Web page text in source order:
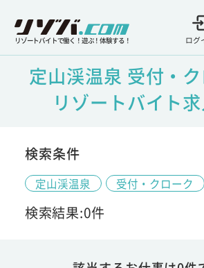
リゾートバイトで働く！遊ぶ！体験する！ ログ
定山渓温泉 受付・
リゾートバイト
検索条件
定山渓温泉 受付・クローク
検索結果:0件